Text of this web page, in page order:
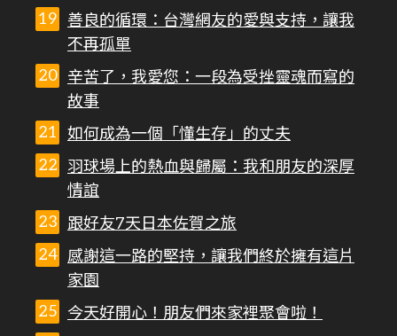
善良的循環：台灣網友的愛與支持，讓我
不再孤單
辛苦了，我愛您：一段為受挫靈魂而寫的
故事
如何成為一個「懂生存」的丈夫
羽球場上的熱血與歸屬：我和朋友的深厚
情誼
跟好友7天日本佐賀之旅
感謝這一路的堅持，讓我們終於擁有這片
家園
今天好開心！朋友們來家裡聚會啦！